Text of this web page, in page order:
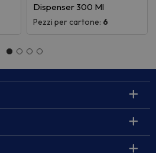
Dispenser 300 Ml
Pezzi per cartone: 6